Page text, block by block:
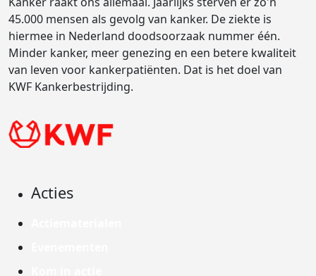
45.000 mensen als gevolg van kanker. De ziekte is
hiermee in Nederland doodsoorzaak nummer één.
Minder kanker, meer genezing en een betere kwaliteit
van leven voor kankerpatiënten. Dat is het doel van
KWF Kankerbestrijding.
Acties